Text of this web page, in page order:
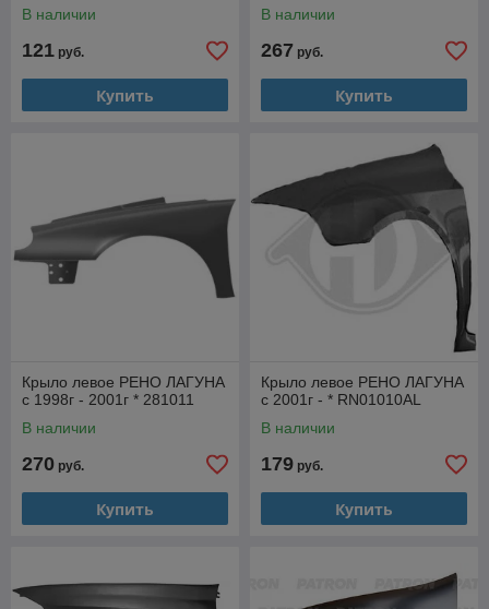
В наличии
121 руб.
Купить
В наличии
267 руб.
Купить
Крыло левое РЕНО ЛАГУНА
с 1998г - 2001г * 281011
В наличии
270 руб.
Купить
Крыло левое РЕНО ЛАГУНА
с 2001г - * RN01010AL
В наличии
179 руб.
Купить